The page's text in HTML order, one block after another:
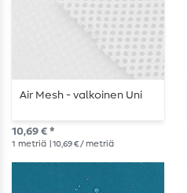
Air Mesh - valkoinen Uni
10,69 € *
1 metriä | 10,69 € / metriä